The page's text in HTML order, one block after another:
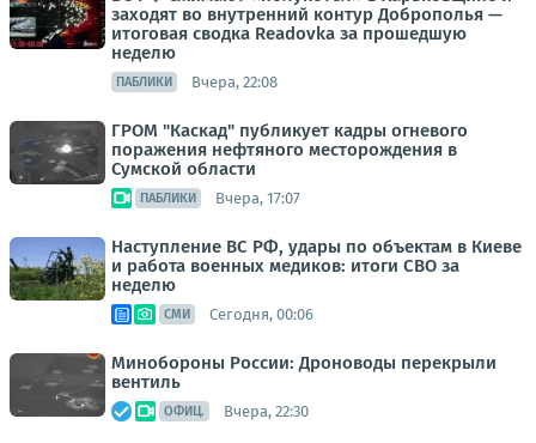
заходят во внутренний контур Доброполья —
итоговая сводка Readovka за прошедшую
неделю
ПАБЛИКИ Вчера, 22:08
ГРОМ "Каскад" публикует кадры огневого
поражения нефтяного месторождения в
Сумской области
ПАБЛИКИ Вчера, 17:07
Наступление ВС РФ, удары по объектам в Киеве
и работа военных медиков: итоги СВО за
неделю
СМИ Сегодня, 00:06
Минобороны России: Дроноводы перекрыли
вентиль
ОФИЦ. Вчера, 22:30